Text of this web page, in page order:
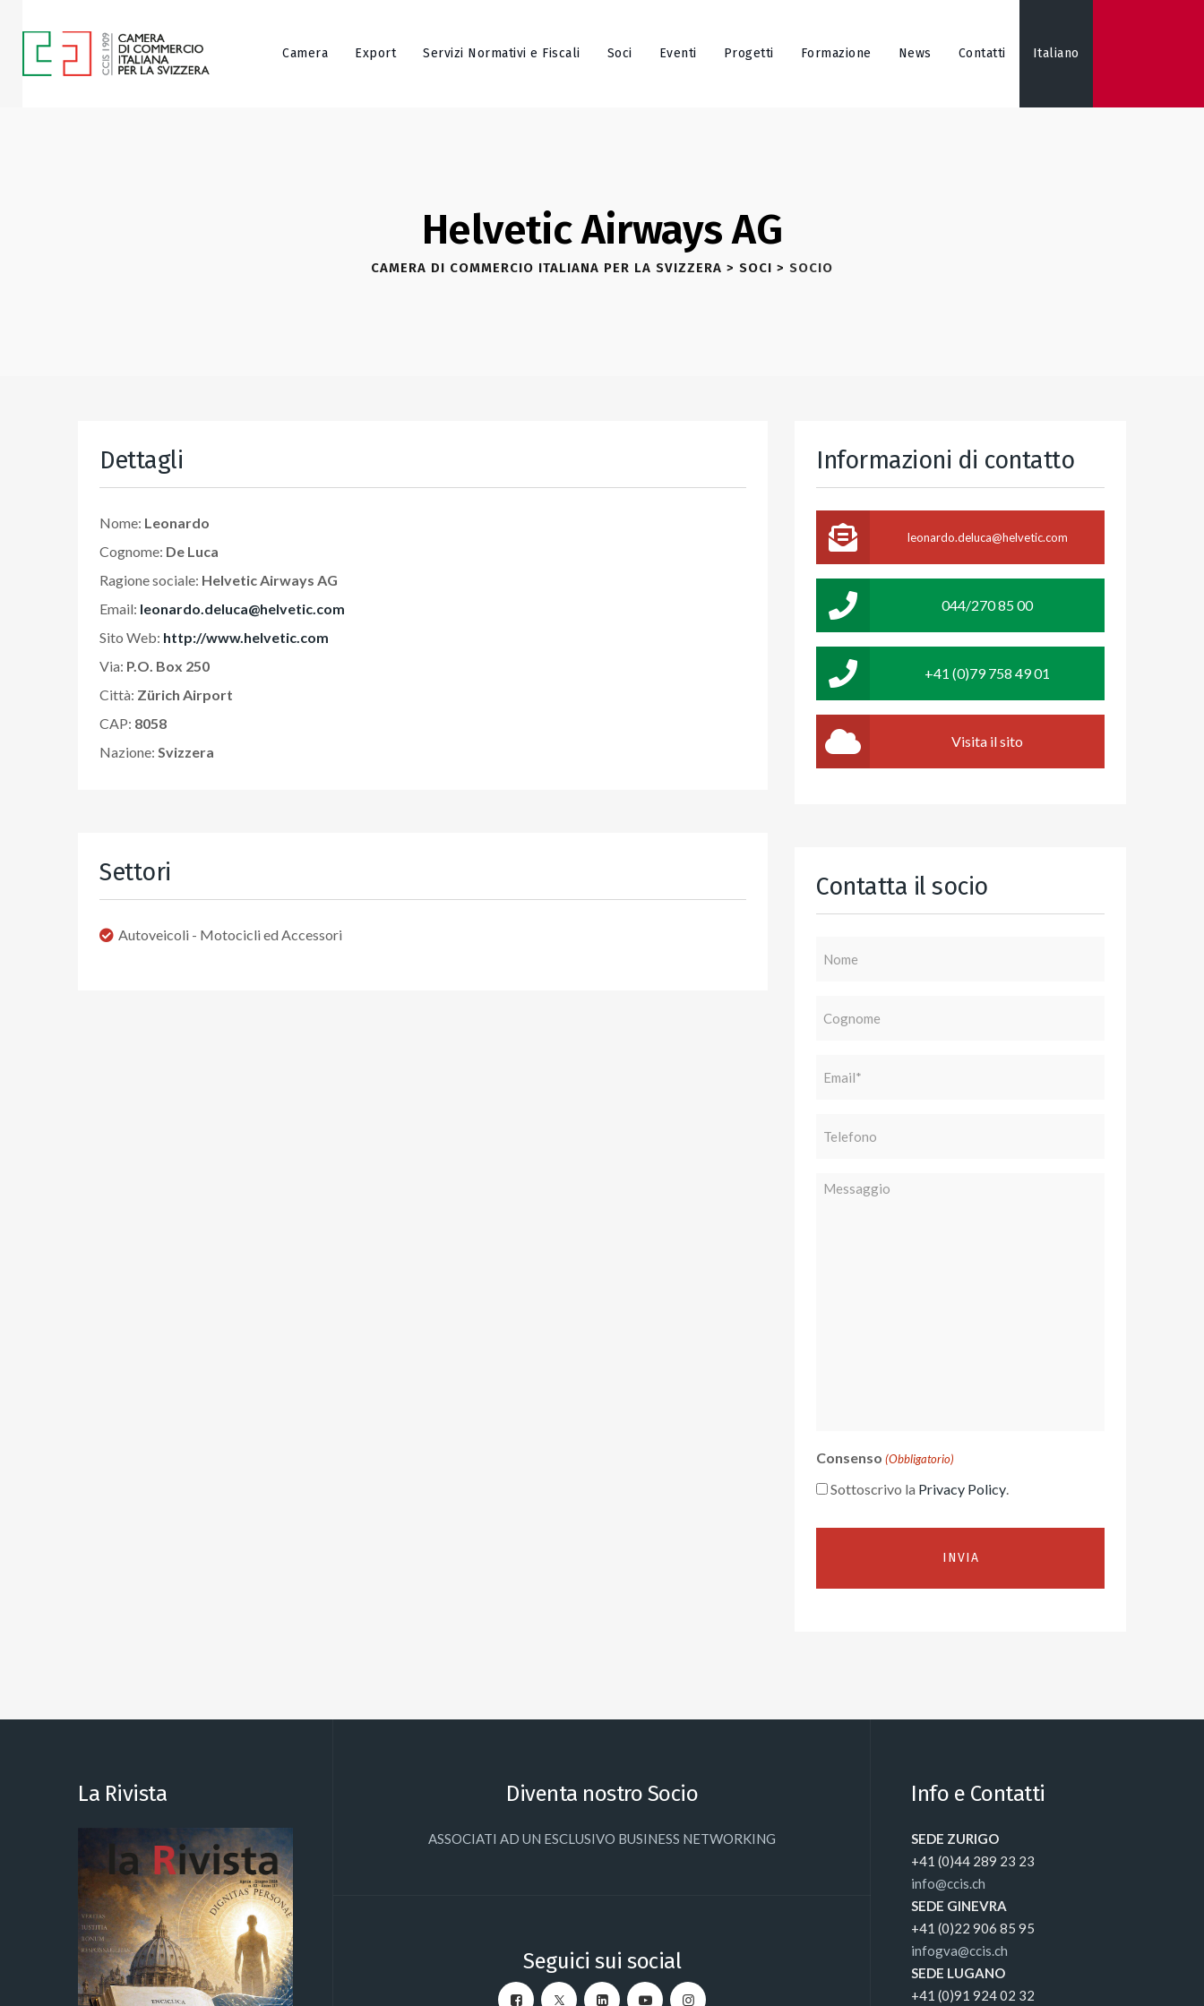
Camera Export Servizi Normativi e Fiscali Soci Eventi Progetti Formazione News Contatti Italiano
Helvetic Airways AG
CAMERA DI COMMERCIO ITALIANA PER LA SVIZZERA > SOCI > SOCIO
Dettagli
Nome: Leonardo
Cognome: De Luca
Ragione sociale: Helvetic Airways AG
Email: leonardo.deluca@helvetic.com
Sito Web: http://www.helvetic.com
Via: P.O. Box 250
Città: Zürich Airport
CAP: 8058
Nazione: Svizzera
Settori
Autoveicoli - Motocicli ed Accessori
Informazioni di contatto
leonardo.deluca@helvetic.com
044/270 85 00
+41 (0)79 758 49 01
Visita il sito
Contatta il socio
Messaggio
Consenso (Obbligatorio)
Sottoscrivo la Privacy Policy.
La Rivista Diventa nostro Socio
ASSOCIATI AD UN ESCLUSIVO BUSINESS NETWORKING
Seguici sui social
Info e Contatti
SEDE ZURIGO
+41 (0)44 289 23 23
info@ccis.ch
SEDE GINEVRA
+41 (0)22 906 85 95
infogva@ccis.ch
SEDE LUGANO
+41 (0)91 924 02 32